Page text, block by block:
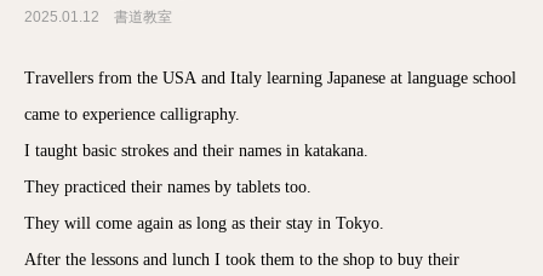
2025.01.12 書道教室
Travellers from the USA and Italy learning Japanese at language school
came to experience calligraphy.
I taught basic strokes and their names in katakana.
They practiced their names by tablets too.
They will come again as long as their stay in Tokyo.
After the lessons and lunch I took them to the shop to buy their